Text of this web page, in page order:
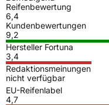
Reifenbewertung
6,4
Kundenbewertungen
9,2
Hersteller Fortuna
3,4
Redaktionsmeinungen
nicht verfügbar
EU-Reifenlabel
4,7